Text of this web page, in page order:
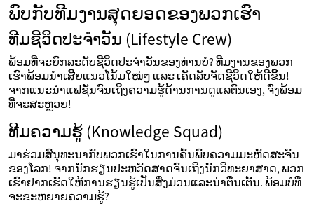
ພົບກັບທີມງານສຸດຍອດຂອງພວກເຮົາ
ທີມຊີວິດປະຈໍາວັນ (Lifestyle Crew)
ພ້ອມທີ່ຈະຍົກລະດັບຊີວິດປະຈໍາວັນຂອງທ່ານບໍ? ທີມງານຂອງພວກ
ເຮົາພ້ອມນຳເສີີຍແນວໂນ້ມໃໝ່ໆ ແລະ ເຄັດລັບຈັດຊີວິດໃຫ້ດີຂຶ້ນ!
ຈາກແນະນໍາແຟຊັ່ນຈົນເຖິງຄວາມຮູ້ດ້ານການດູແລຕົນເອງ, ຈົ່ງພ້ອມ
ທີ່ຈະສະຫຼວຍ!
ທີມຄວາມຮູ້ (Knowledge Squad)
ມາຮ່ວມສົນຸທະນາກັບພວກເຮົາໃນການຄົ້ນພົບຄວາມມະຫັດສະຈັນ
ຂອງໂລກ! ຈາກນັກຮຽນປະຫວັດສາດຈົນເຖິງນັກວິທະຍາສາດ, ພວກ
ເຮົາຢາກເຮັດໃຫ້ການຮຽນຮູ້ເປັນສິ່ງມ່ວນແລະນ່າຕື່ນເຕັ້ນ. ພ້ອມບໍທີ່
ຈະຂະຫຍາຍຄວາມຮູ້?